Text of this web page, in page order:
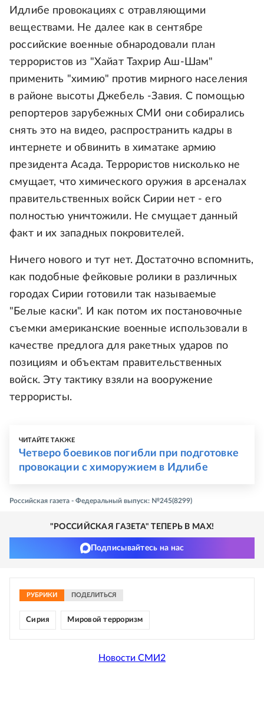
Идлибе провокациях с отравляющими
веществами. Не далее как в сентябре
российские военные обнародовали план
террористов из "Хайат Тахрир Аш-Шам"
применить "химию" против мирного населения
в районе высоты Джебель -Завия. С помощью
репортеров зарубежных СМИ они собирались
снять это на видео, распространить кадры в
интернете и обвинить в химатаке армию
президента Асада. Террористов нисколько не
смущает, что химического оружия в арсеналах
правительственных войск Сирии нет - его
полностью уничтожили. Не смущает данный
факт и их западных покровителей.
Ничего нового и тут нет. Достаточно вспомнить,
как подобные фейковые ролики в различных
городах Сирии готовили так называемые
"Белые каски". И как потом их постановочные
съемки американские военные использовали в
качестве предлога для ракетных ударов по
позициям и объектам правительственных
войск. Эту тактику взяли на вооружение
террористы.
ЧИТАЙТЕ ТАКЖЕ
Четверо боевиков погибли при подготовке
провокации с химоружием в Идлибе
Российская газета - Федеральный выпуск: №245(8299)
"РОССИЙСКАЯ ГАЗЕТА" ТЕПЕРЬ В MAX!
Подписывайтесь на нас
РУБРИКИ ПОДЕЛИТЬСЯ
Сирия Мировой терроризм
Новости СМИ2